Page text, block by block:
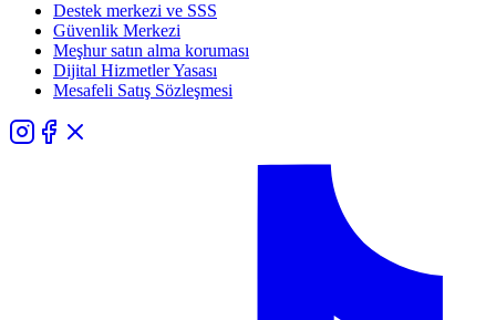
Destek merkezi ve SSS
Güvenlik Merkezi
Meşhur satın alma koruması
Dijital Hizmetler Yasası
Mesafeli Satış Sözleşmesi